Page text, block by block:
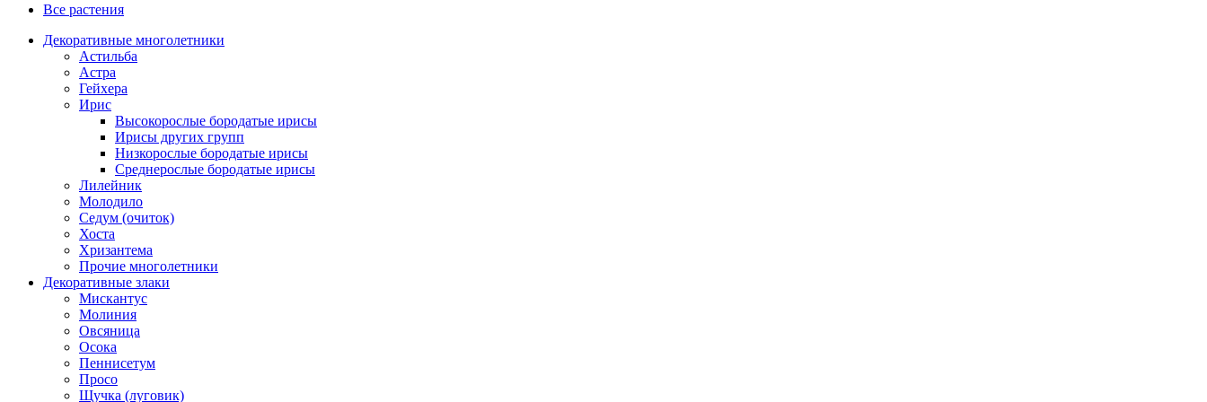
Все растения
Декоративные многолетники
Астильба
Астра
Гейхера
Ирис
Высокорослые бородатые ирисы
Ирисы других групп
Низкорослые бородатые ирисы
Среднерослые бородатые ирисы
Лилейник
Молодило
Седум (очиток)
Хоста
Хризантема
Прочие многолетники
Декоративные злаки
Мискантус
Молиния
Овсяница
Осока
Пеннисетум
Просо
Щучка (луговик)